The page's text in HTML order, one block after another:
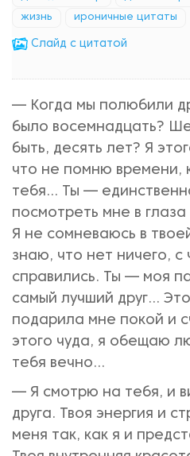
жизнь ироничные цитаты
Cлайд с цитатой
— Когда мы полюбили
было восемнадцать?
быть, десять лет? Я
что не помню времени,
тебя... Ты —
посмотреть мне в
Я не сомневаюсь в
знаю, что нет ничего,
справились. Ты — моя
самый лучший друг…
подарила мне покой и
этого чуда, я обещаю
тебя вечно…
— Я смотрю на тебя, и
друга. Твоя энергия и
меня так, как я и